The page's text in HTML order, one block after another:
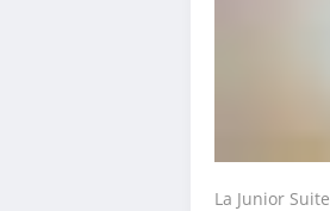
La Junior